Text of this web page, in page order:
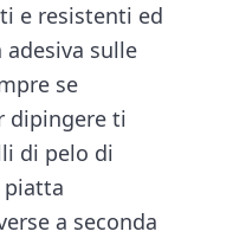
e resistenti ed
sulle
se
dipingere ti
di pelo di
a seconda